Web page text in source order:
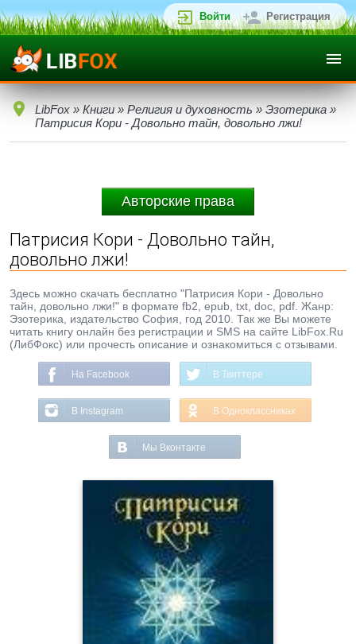
Войти Регистрация
LibFox » Книги » Религия и духовность » Эзотерика »
Патрисия Кори - Довольно тайн, довольно лжи!
Авторские права
Патрисия Кори - Довольно тайн,
довольно лжи!
Здесь можно скачать бесплатно "Патрисия Кори - Довольно
тайн, довольно лжи!" в формате fb2, epub, txt, doc, pdf. Жанр:
Эзотерика, издательство София, год 2010. Так же Вы можете
читать книгу онлайн без регистрации и SMS на сайте LibFox.Ru
(ЛибФокс) или прочесть описание и ознакомиться с отзывами.
На Facebook В Твиттере
В Instagram В Одноклассниках
Мы Вконтакте